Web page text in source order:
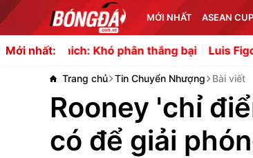
MỚI NHẤT ASEAN
Mới nhất:
Khó phân thắng bại Luis Figo yêu cầu
Trang chủ Tin Chuyển Nhượng Bài viết
Rooney 'chỉ
có để giải